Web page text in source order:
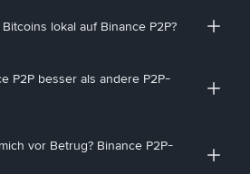
lokal auf Binance P2P?
P2P besser als andere P2P-
vor Betrug? Binance P2P-